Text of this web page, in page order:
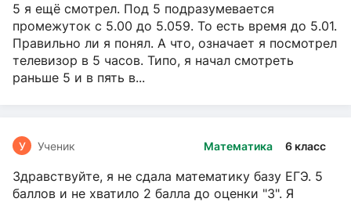
5 я ещё смотрел. Под 5 подразумевается
промежуток с 5.00 до 5.059. То есть время до 5.01.
Правильно ли я понял. А что, означает я посмотрел
телевизор в 5 часов. Типо, я начал смотреть
раньше 5 и в пять в...
Математика 6 класс
У Ученик
Здравствуйте, я не сдала математику базу ЕГЭ. 5
баллов и не хватило 2 балла до оценки "3". Я